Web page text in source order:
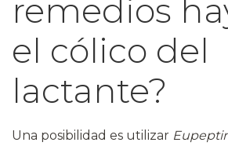
remedios
el cólico del
lactante?
Una posibilidad es utilizar